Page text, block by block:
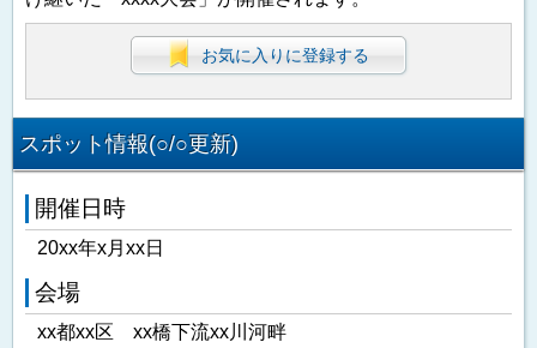
お気に入りに登録する
スポット情報(○/○更新)
開催日時
20xx年x月xx日
会場
xx都xx区 xx橋下流xx川河畔